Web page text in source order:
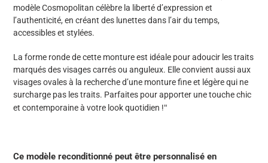
modèle Cosmopolitan célèbre la liberté d’expression et
l’authenticité, en créant des lunettes dans l’air du temps,
accessibles et stylées.
La forme ronde de cette monture est idéale pour adoucir les traits
marqués des visages carrés ou anguleux. Elle convient aussi aux
visages ovales à la recherche d’une monture fine et légère qui ne
surcharge pas les traits. Parfaites pour apporter une touche chic
et contemporaine à votre look quotidien !"
Ce modèle reconditionné peut être personnalisé en